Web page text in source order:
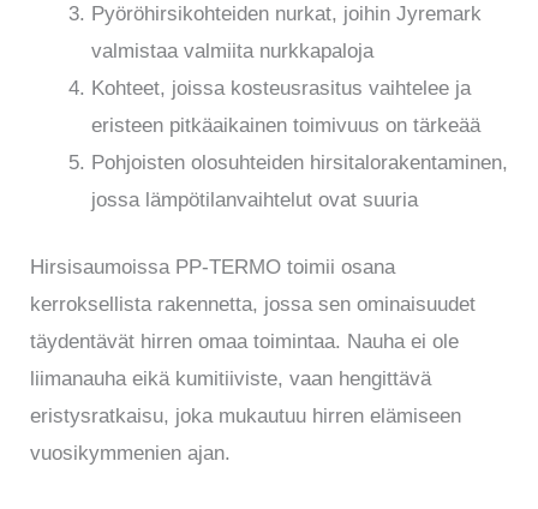
Pyöröhirsikohteiden nurkat, joihin Jyremark
valmistaa valmiita nurkkapaloja
Kohteet, joissa kosteusrasitus vaihtelee ja
eristeen pitkäaikainen toimivuus on tärkeää
Pohjoisten olosuhteiden hirsitalorakentaminen,
jossa lämpötilanvaihtelut ovat suuria
Hirsisaumoissa PP-TERMO toimii osana
kerroksellista rakennetta, jossa sen ominaisuudet
täydentävät hirren omaa toimintaa. Nauha ei ole
liimanauha eikä kumitiiviste, vaan hengittävä
eristysratkaisu, joka mukautuu hirren elämiseen
vuosikymmenien ajan.